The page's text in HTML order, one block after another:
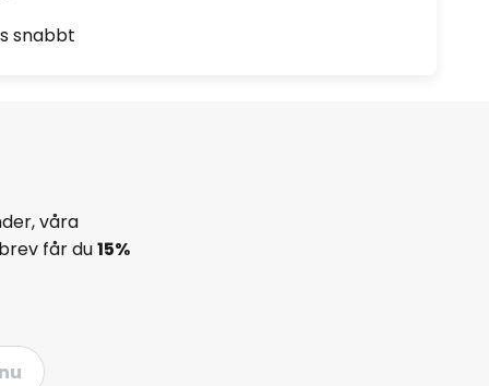
snabbt
våra
får du15%